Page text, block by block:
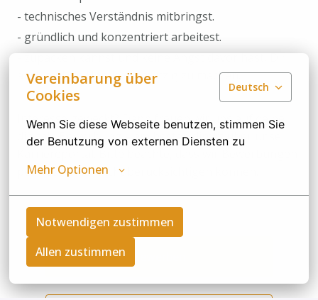
Vereinbarung über
Cookies
Deutsch
Wenn Sie diese Webseite benutzen, stimmen Sie
der Benutzung von externen Diensten zu
Mehr Optionen
Notwendigen zustimmen
Allen zustimmen
- technisches Verständnis mitbringst.
- gründlich und konzentriert arbeitest.
- zupacken kannst und keine Angst davor hast, Dir
auch mal die Hände schmutzig zu machen.
Interesse geweckt? Dann freuen wir uns auf deine
digitale Bewerbung – am besten direkt über unser
Karriereportal. Bitte beachte, dass wir Bewerbungen
per Post leider nicht berücksichtigen können.